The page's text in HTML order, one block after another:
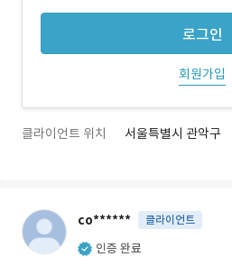
로그인
회원가입
클라이언트 위치 서울특별시 관악구
co****** 클라이언트
인증 완료